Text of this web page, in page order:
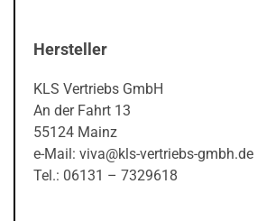
Hersteller
KLS Vertriebs GmbH
An der Fahrt 13
55124 Mainz
e-Mail: viva@kls-vertriebs-gmbh.de
Tel.: 06131 – 7329618